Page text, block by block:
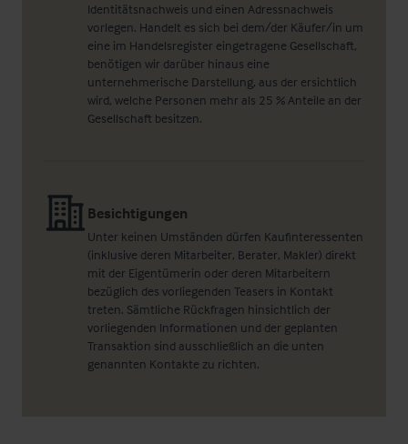
Identitätsnachweis und einen Adressnachweis
vorlegen. Handelt es sich bei dem/der Käufer/in um
eine im Handelsregister eingetragene Gesellschaft,
benötigen wir darüber hinaus eine
unternehmerische Darstellung, aus der ersichtlich
wird, welche Personen mehr als 25 % Anteile an der
Gesellschaft besitzen.
Besichtigungen
Unter keinen Umständen dürfen Kaufinteressenten
(inklusive deren Mitarbeiter, Berater, Makler) direkt
mit der Eigentümerin oder deren Mitarbeitern
bezüglich des vorliegenden Teasers in Kontakt
treten. Sämtliche Rückfragen hinsichtlich der
vorliegenden Informationen und der geplanten
Transaktion sind ausschließlich an die unten
genannten Kontakte zu richten.